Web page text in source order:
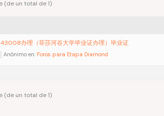
(de un total de 1)
办理（菲莎河谷大学毕业证办理）毕业证
Anónimo en: Foros para Etapa Diamond
(de un total de 1)